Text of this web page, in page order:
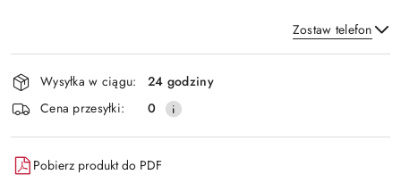
Zostaw telefon
Wyślij
Dostępność
i
dostawa
Wysyłka w ciągu:
24 godziny
Cena przesyłki:
0
Pobierz produkt do PDF